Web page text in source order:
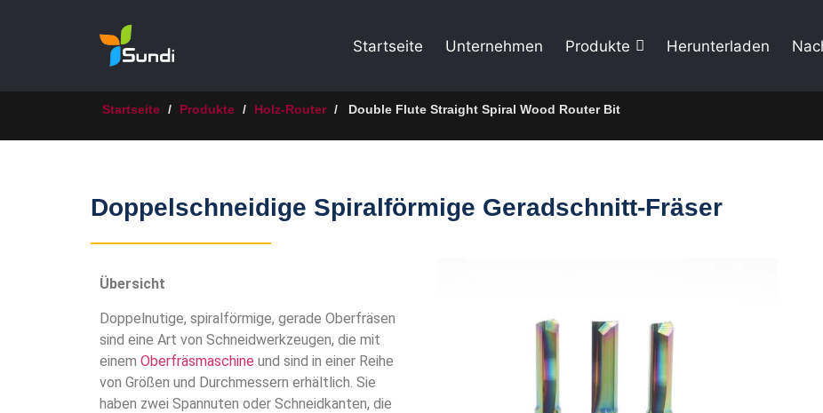
Startseite Unternehmen Produkte Herunterladen
Startseite / Produkte / Holz-Router / Double Flute Straight Spiral Wood Router Bit
Doppelschneidige Spiralförmige Geradschnitt-Fräser
Übersicht
Doppelnutige, spiralförmige, gerade Oberfräsen
sind eine Art von Schneidwerkzeugen, die mit
einem Oberfräsmaschine und sind in einer Reihe
von Größen und Durchmessern erhältlich. Sie
haben zwei Spannuten oder Schneidkanten, die